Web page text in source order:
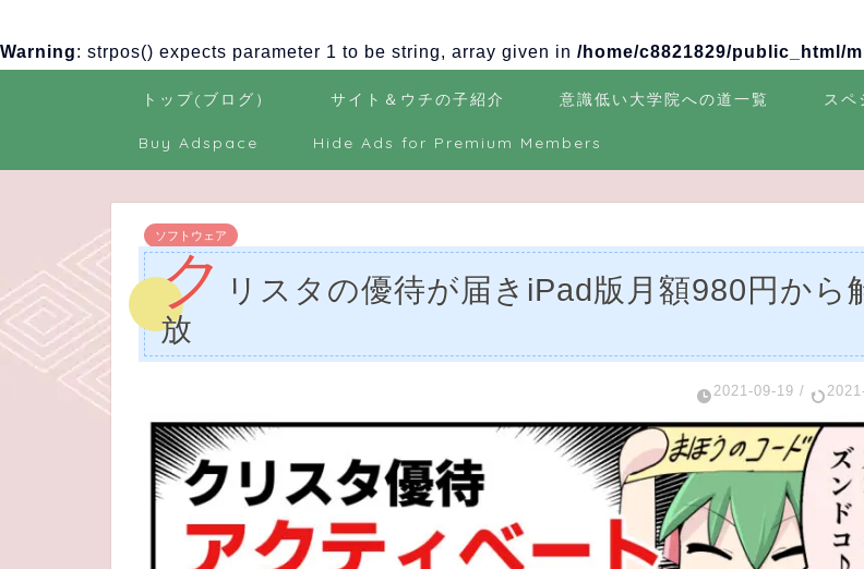
Warning: strpos() expects parameter 1 to be string, array given in /home/c8821829/public_html/
トップ(ブログ） サイト＆ウチの子紹介 意識低い大学院への道一覧 スペ
Buy Adspace Hide Ads for Premium Members
ソフトウェア
ク リスタの優待が届きiPad版月額980円から
放
2021-09-19 /